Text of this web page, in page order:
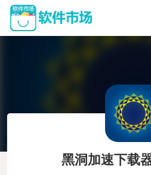
黑洞加速下载